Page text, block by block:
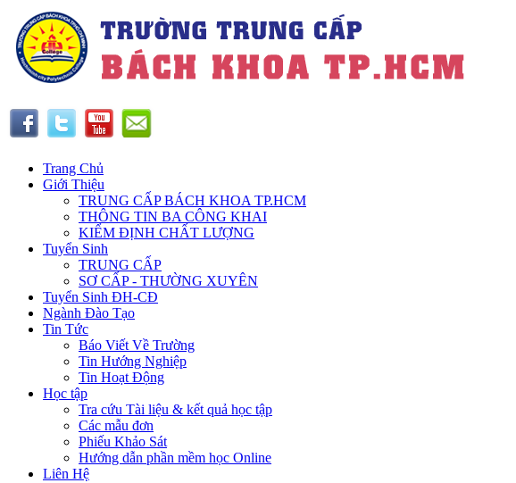
Trang Chủ
Giới Thiệu
TRUNG CẤP BÁCH KHOA TP.HCM
THÔNG TIN BA CÔNG KHAI
KIỂM ĐỊNH CHẤT LƯỢNG
Tuyển Sinh
TRUNG CẤP
SƠ CẤP - THƯỜNG XUYÊN
Tuyển Sinh ĐH-CĐ
Ngành Đào Tạo
Tin Tức
Báo Viết Về Trường
Tin Hướng Nghiệp
Tin Hoạt Động
Học tập
Tra cứu Tài liệu & kết quả học tập
Các mẫu đơn
Phiếu Khảo Sát
Hướng dẫn phần mềm học Online
Liên Hệ